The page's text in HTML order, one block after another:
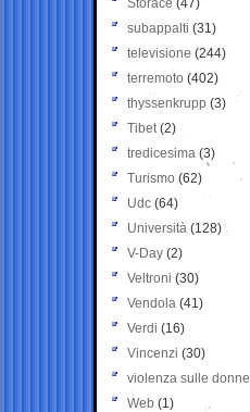
Storace (47)
subappalti (31)
televisione(244)
terremoto (402)
thyssenkrupp (3)
Tibet(2)
tredicesima (3)
Turismo (62)
Udc (64)
Università (128)
V-Day (2)
Veltroni (30)
Vendola (41)
Verdi (16)
Vincenzi (30)
violenza sulle donne
Web (1)